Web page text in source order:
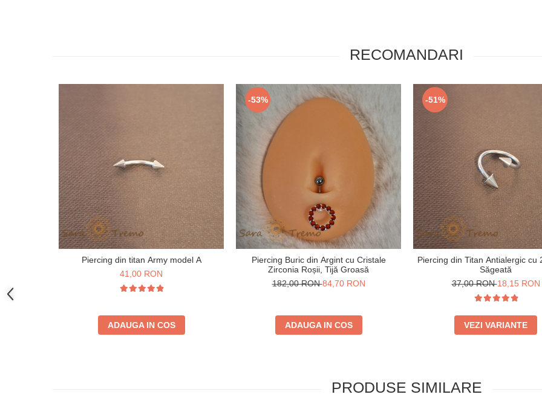
RECOMANDARI
Piercing din titan Army model A
41,00 RON
ADAUGA IN COS
-53%
Piercing Buric din Argint cu Cristale
Zirconia Roșii, Tijă Groasă
182,00 RON84,70 RON
ADAUGA IN COS
-51%
Piercing din Titan Antialergic cu
Săgeată
37,00 RON18,15 RON
VEZI VARIANTE
PRODUSE SIMILARE